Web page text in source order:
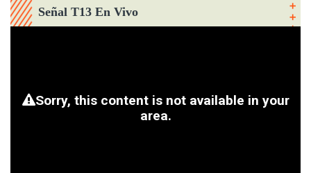
Señal T13 En Vivo